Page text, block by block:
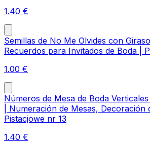
1.40 €
Semillas de No Me Olvides con
Recuerdos para Invitados de Boda |
1.00 €
Números de Mesa de Boda
| Numeración de Mesas, Decoración
Pistacjowe nr 13
1.40 €